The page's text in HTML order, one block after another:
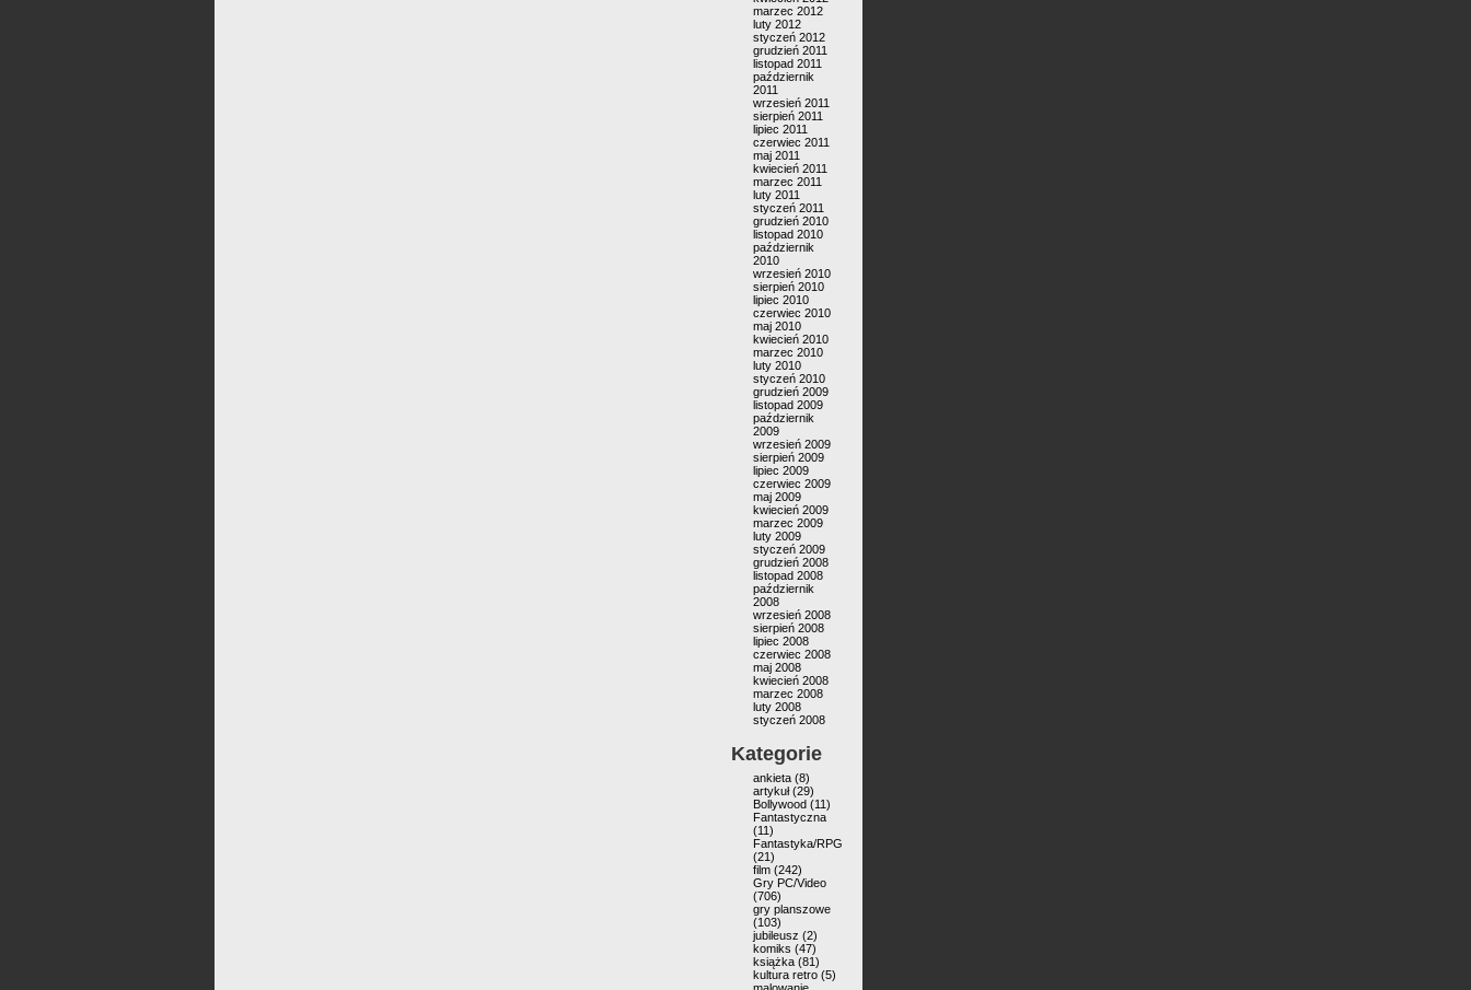
marzec 2012
luty 2012
styczeń 2012
grudzień 2011
listopad 2011
październik
2011
wrzesień 2011
sierpień 2011
lipiec 2011
czerwiec 2011
maj 2011
kwiecień 2011
marzec 2011
luty 2011
styczeń 2011
grudzień 2010
listopad 2010
październik
2010
wrzesień 2010
sierpień 2010
lipiec 2010
czerwiec 2010
maj 2010
kwiecień 2010
marzec 2010
luty 2010
styczeń 2010
grudzień 2009
listopad 2009
październik
2009
wrzesień 2009
sierpień 2009
lipiec 2009
czerwiec 2009
maj 2009
kwiecień 2009
marzec 2009
luty 2009
styczeń 2009
grudzień 2008
listopad 2008
październik
2008
wrzesień 2008
sierpień 2008
lipiec 2008
czerwiec 2008
maj 2008
kwiecień 2008
marzec 2008
luty 2008
styczeń 2008
Kategorie
ankieta (8)
artykuł(29)
Bollywood (11)
Fantastyczna
(11)
Fantastyka/RPG
(21)
film (242)
Gry PC/Video
(706)
gry planszowe
(103)
jubileusz (2)
komiks (47)
książka (81)
kultura retro (5)